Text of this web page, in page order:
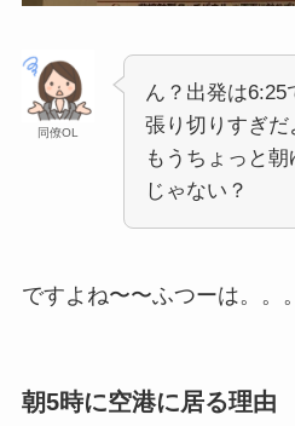
同僚OL
ん？出発は6:25
張り切りすぎだ
もうちょっと
じゃない？
ですよね〜〜ふつーは。。。
朝5時に空港に居る理由